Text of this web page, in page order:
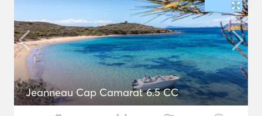
Jeanneau Cap Camarat 6.5 CC